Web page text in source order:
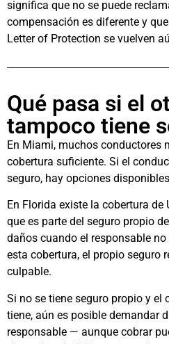
significa que no se puede
compensación es diferente y
Letter of Protection se vuelven
Qué pasa si el
tampoco tiene
En Miami, muchos conductores
cobertura suficiente. Si el
seguro, hay opciones
En Florida existe la cobertura
que es parte del seguro propio
daños cuando el responsable
esta cobertura, el propio seguro
culpable.
Si no se tiene seguro propio y
tiene, aún es posible demandar
responsable — aunque cobrar